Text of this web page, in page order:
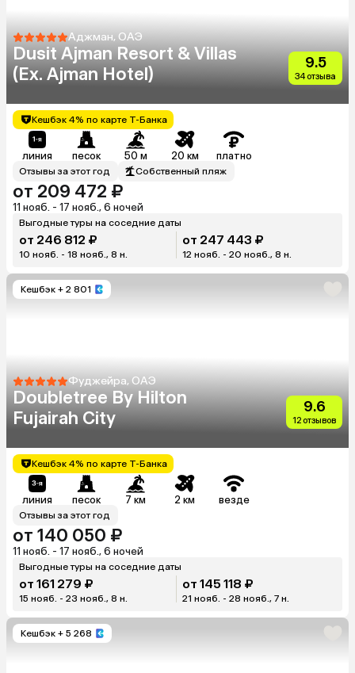
Аджман, ОАЭ
Dusit Ajman Resort & Villas
(Ex. Ajman Hotel)
9.5
34 отзыва
Кешбэк 4% по карте Т-Банка
линия песок 50 м 20 км платно
Отзывы за этот год Собственный пляж
от 209 472 ₽
11 нояб. - 17 нояб., 6 ночей
Выгодные туры на соседние даты
от 246 812 ₽
10 нояб. - 18 нояб., 8 н.
от 247 443 ₽
12 нояб. - 20 нояб., 8 н.
Кешбэк + 2 801
Фуджейра, ОАЭ
Doubletree By Hilton
Fujairah City
9.6
12 отзывов
Кешбэк 4% по карте Т-Банка
линия песок 7 км 2 км везде
Отзывы за этот год
от 140 050 ₽
11 нояб. - 17 нояб., 6 ночей
Выгодные туры на соседние даты
от 161 279 ₽
15 нояб. - 23 нояб., 8 н.
от 145 118 ₽
21 нояб. - 28 нояб., 7 н.
Кешбэк + 5 268